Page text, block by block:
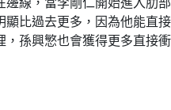
比過去更多，因為他能直接
孫興慜也會獲得更多直接衝